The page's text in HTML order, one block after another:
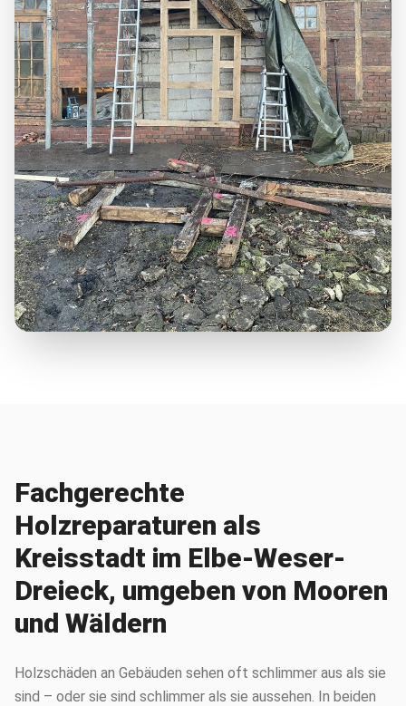
Fachgerechte
Holzreparaturen als
Kreisstadt im Elbe-Weser-
Dreieck, umgeben von Mooren
und Wäldern
Holzschäden an Gebäuden sehen oft schlimmer aus als sie
sind – oder sie sind schlimmer als sie aussehen. In beiden